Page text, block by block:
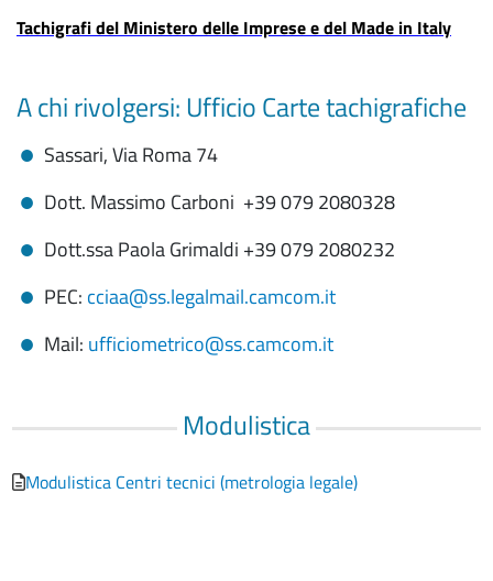
Tachigrafi del Ministero delle Imprese e del Made in Italy
A chi rivolgersi: Ufficio Carte tachigrafiche
Sassari, Via Roma 74
Dott. Massimo Carboni +39 079 2080328
Dott.ssa Paola Grimaldi +39 079 2080232
PEC: cciaa@ss.legalmail.camcom.it
Mail: ufficiometrico@ss.camcom.it
Modulistica
Modulistica Centri tecnici (metrologia legale)